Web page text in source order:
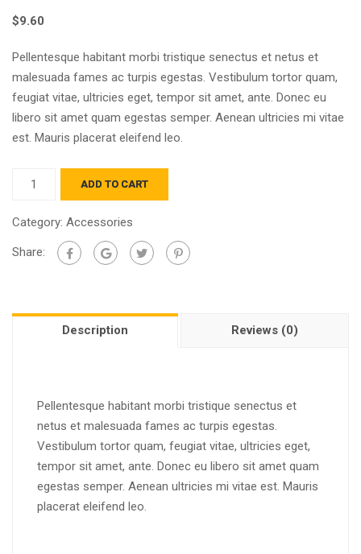
$9.60
Pellentesque habitant morbi tristique senectus et netus et
malesuada fames ac turpis egestas. Vestibulum tortor quam,
feugiat vitae, ultricies eget, tempor sit amet, ante. Donec eu
libero sit amet quam egestas semper. Aenean ultricies mi vitae
est. Mauris placerat eleifend leo.
Luggage
quantity
ADD TO CART
Category: Accessories
Share:
Description Reviews (0)
Pellentesque habitant morbi tristique senectus et
netus et malesuada fames ac turpis egestas.
Vestibulum tortor quam, feugiat vitae, ultricies eget,
tempor sit amet, ante. Donec eu libero sit amet quam
egestas semper. Aenean ultricies mi vitae est. Mauris
placerat eleifend leo.